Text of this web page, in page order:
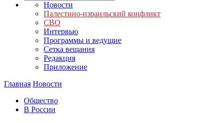
Новости
Палестино-израильский конфликт
СВО
Интервью
Программы и ведущие
Сетка вещания
Редакция
Приложение
Главная Новости
Общество
В России